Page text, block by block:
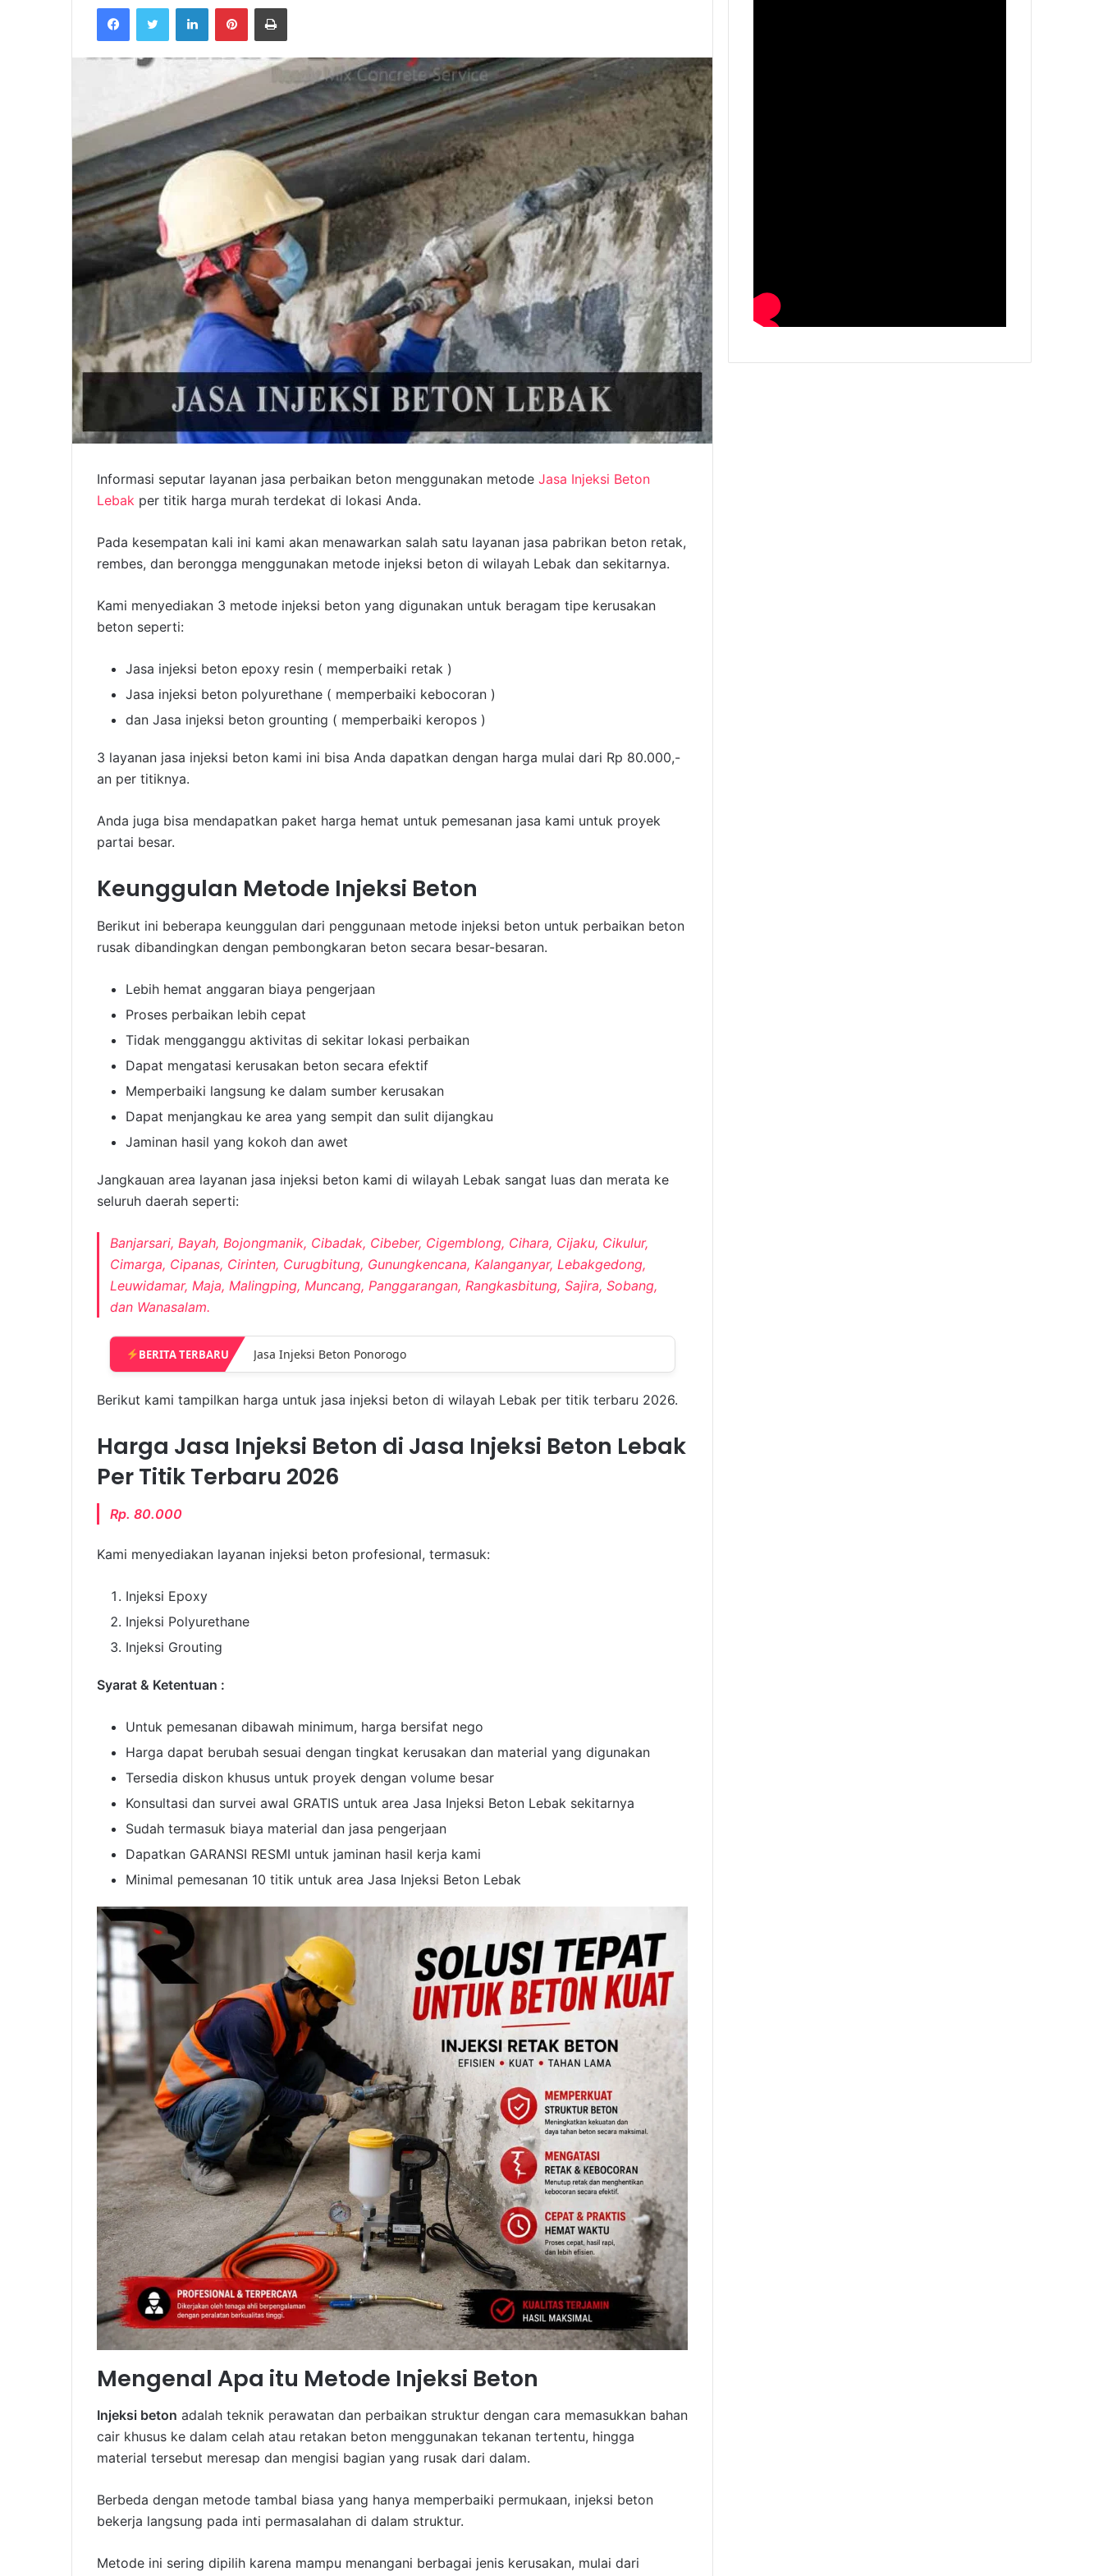
FacebookTwitter LinkedInPinterestPrint
Informasi seputar layanan jasa perbaikan beton menggunakan metode Jasa Injeksi Beton
Lebak per titik harga murah terdekat di lokasi Anda.
Pada kesempatan kali ini kami akan menawarkan salah satu layanan jasa pabrikan beton retak,
rembes, dan berongga menggunakan metode injeksi beton di wilayah Lebak dan sekitarnya.
Kami menyediakan 3 metode injeksi beton yang digunakan untuk beragam tipe kerusakan
beton seperti:
Jasa injeksi beton epoxy resin ( memperbaiki retak )
Jasa injeksi beton polyurethane ( memperbaiki kebocoran )
dan Jasa injeksi beton grounting ( memperbaiki keropos )
3 layanan jasa injeksi beton kami ini bisa Anda dapatkan dengan harga mulai dari Rp 80.000,-
an per titiknya.
Anda juga bisa mendapatkan paket harga hemat untuk pemesanan jasa kami untuk proyek
partai besar.
Keunggulan Metode Injeksi Beton
Berikut ini beberapa keunggulan dari penggunaan metode injeksi beton untuk perbaikan beton
rusak dibandingkan dengan pembongkaran beton secara besar-besaran.
Lebih hemat anggaran biaya pengerjaan
Proses perbaikan lebih cepat
Tidak mengganggu aktivitas di sekitar lokasi perbaikan
Dapat mengatasi kerusakan beton secara efektif
Memperbaiki langsung ke dalam sumber kerusakan
Dapat menjangkau ke area yang sempit dan sulit dijangkau
Jaminan hasil yang kokoh dan awet
Jangkauan area layanan jasa injeksi beton kami di wilayah Lebak sangat luas dan merata ke
seluruh daerah seperti:
Banjarsari, Bayah, Bojongmanik, Cibadak, Cibeber, Cigemblong, Cihara, Cijaku, Cikulur,
Cimarga, Cipanas, Cirinten, Curugbitung, Gunungkencana, Kalanganyar, Lebakgedong,
Leuwidamar, Maja, Malingping, Muncang, Panggarangan, Rangkasbitung, Sajira, Sobang,
dan Wanasalam.
BERITA TERBARU Jasa Injeksi Beton Pasuruan
Berikut kami tampilkan harga untuk jasa injeksi beton di wilayah Lebak per titik terbaru 2026.
Harga Jasa Injeksi Beton di Jasa Injeksi Beton Lebak
Per Titik Terbaru 2026
Rp. 80.000
Kami menyediakan layanan injeksi beton profesional, termasuk:
Injeksi Epoxy
Injeksi Polyurethane
Injeksi Grouting
Syarat & Ketentuan :
Untuk pemesanan dibawah minimum, harga bersifat nego
Harga dapat berubah sesuai dengan tingkat kerusakan dan material yang digunakan
Tersedia diskon khusus untuk proyek dengan volume besar
Konsultasi dan survei awal GRATIS untuk area Jasa Injeksi Beton Lebak sekitarnya
Sudah termasuk biaya material dan jasa pengerjaan
Dapatkan GARANSI RESMI untuk jaminan hasil kerja kami
Minimal pemesanan 10 titik untuk area Jasa Injeksi Beton Lebak
Mengenal Apa itu Metode Injeksi Beton
Injeksi beton adalah teknik perawatan dan perbaikan struktur dengan cara memasukkan bahan
cair khusus ke dalam celah atau retakan beton menggunakan tekanan tertentu, hingga
material tersebut meresap dan mengisi bagian yang rusak dari dalam.
Berbeda dengan metode tambal biasa yang hanya memperbaiki permukaan, injeksi beton
bekerja langsung pada inti permasalahan di dalam struktur.
Metode ini sering dipilih karena mampu menangani berbagai jenis kerusakan, mulai dari